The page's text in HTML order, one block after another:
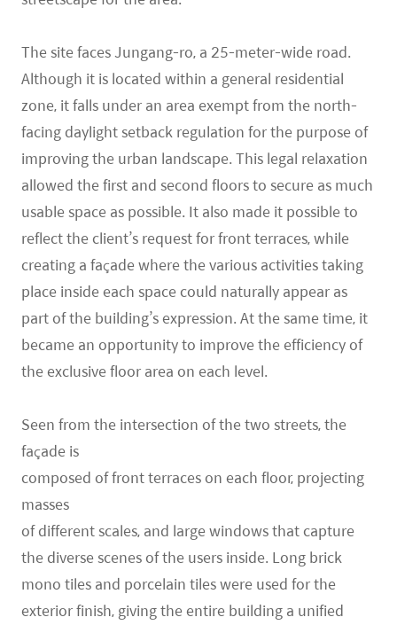
The site faces Jungang-ro, a 25-meter-wide road.
Although it is located within a general residential
zone, it falls under an area exempt from the north-
facing daylight setback regulation for the purpose of
improving the urban landscape. This legal relaxation
allowed the first and second floors to secure as much
usable space as possible. It also made it possible to
reflect the client’s request for front terraces, while
creating a façade where the various activities taking
place inside each space could naturally appear as
part of the building’s expression. At the same time, it
became an opportunity to improve the efficiency of
the exclusive floor area on each level.
Seen from the intersection of the two streets, the
façade is
composed of front terraces on each floor, projecting
masses
of different scales, and large windows that capture
the diverse scenes of the users inside. Long brick
mono tiles and porcelain tiles were used for the
exterior finish, giving the entire building a unified